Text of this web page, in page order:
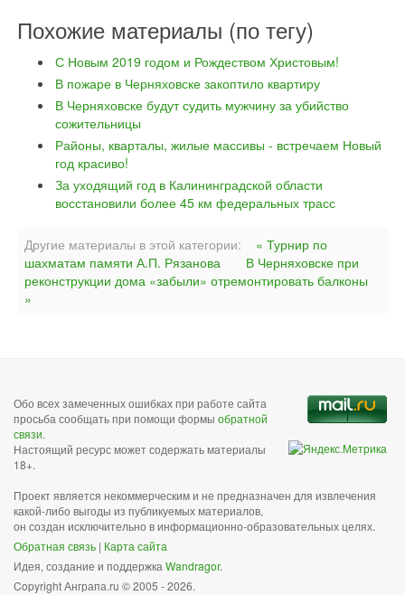
Похожие материалы (по тегу)
С Новым 2019 годом и Рождеством Христовым!
В пожаре в Черняховске закоптило квартиру
В Черняховске будут судить мужчину за убийство
сожительницы
Районы, кварталы, жилые массивы - встречаем Новый
год красиво!
За уходящий год в Калининградской области
восстановили более 45 км федеральных трасс
Другие материалы в этой категории:
« Турнир по
шахматам памяти А.П. Рязанова
В Черняховске при
реконструкции дома «забыли» отремонтировать балконы
»
Обо всех замеченных ошибках при работе сайта
просьба сообщать при помощи формы обратной
связи.
Настоящий ресурс может содержать материалы
18+.
Проект является некоммерческим и не предназначен для извлечения
какой-либо выгоды из публикуемых материалов,
он создан исключительно в информационно-образовательных целях.
Обратная связь | Карта сайта
Идея, создание и поддержка Wandragor.
Copyright Анграпа.ru © 2005 - 2026.